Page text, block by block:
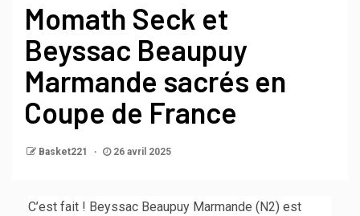
Momath Seck et
Beyssac Beaupuy
Marmande sacrés en
Coupe de France
Basket221 26 avril 2025
C’est fait ! Beyssac Beaupuy Marmande (N2) est